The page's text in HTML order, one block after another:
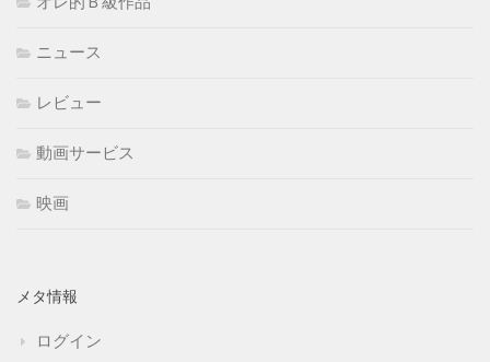
ニュース
レビュー
動画サービス
映画
メタ情報
ログイン